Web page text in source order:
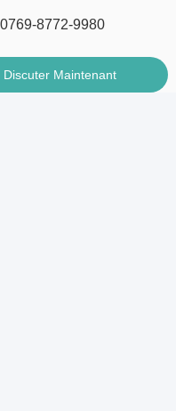
8772-9980
Discuter Maintenant